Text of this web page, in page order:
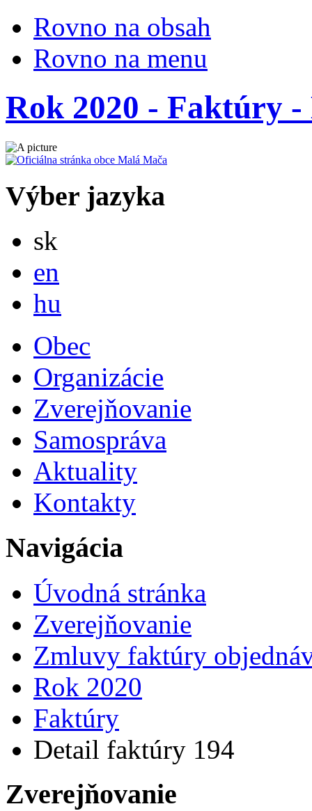
Rovno na obsah
Rovno na menu
Rok 2020 - Faktúry
Výber jazyka
sk
en
hu
Obec
Organizácie
Zverejňovanie
Samospráva
Aktuality
Kontakty
Navigácia
Úvodná stránka
Zverejňovanie
Zmluvy faktúry
Rok 2020
Faktúry
Detail faktúry 194
Zverejňovanie